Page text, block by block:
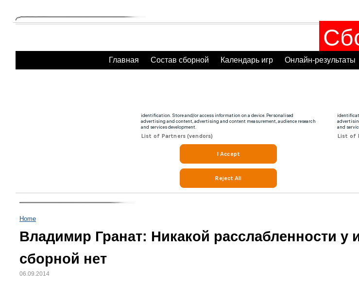
Главная Состав сборной Календарь игр Онлайн-результаты
Home
Владимир Гранат: Никакой расслабленности у
сборной нет
06.09.2014